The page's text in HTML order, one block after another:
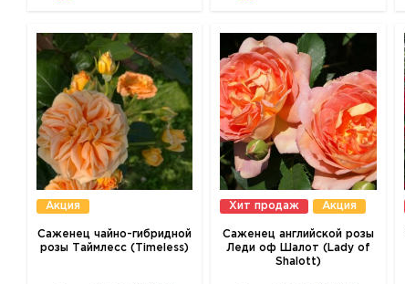
Акция
Саженец чайно-гибридной
розы Таймлесс (Timeless)
Хит продаж Акция
Саженец английской розы
Леди оф Шалот (Lady of
Shalott)